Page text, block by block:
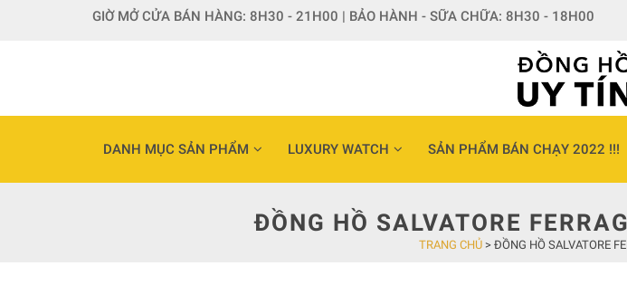
GIỜ MỞ CỬA BÁN HÀNG: 8H30 - 21H00 | BẢO HÀNH - SỮA CHỮA: 8H30 - 18H00
DANH MỤC SẢN PHẨM LUXURY WATCH SẢN PHẨM BÁN CHẠY 2022 !!!
ĐỒNG HỒ SALVATORE
TRANG CHỦ> ĐỒNG HỒ SALVATORE